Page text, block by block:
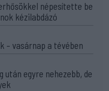
népesítette be
kézilabdázó
– vasárnap a tévében
után egyre nehezebb, de